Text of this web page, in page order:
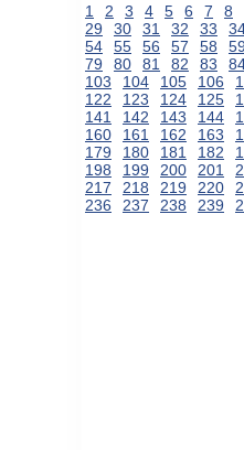
1 2 3 4 5 6 7
8
29
30 31 32 33
54
55 56 57 58
79
80 81 82 83
103
104 105 106
122
123 124 125
141
142 143 144
160
161 162 163
179
180 181 182
198
199 200 201
217
218 219 220
236
237 238 239